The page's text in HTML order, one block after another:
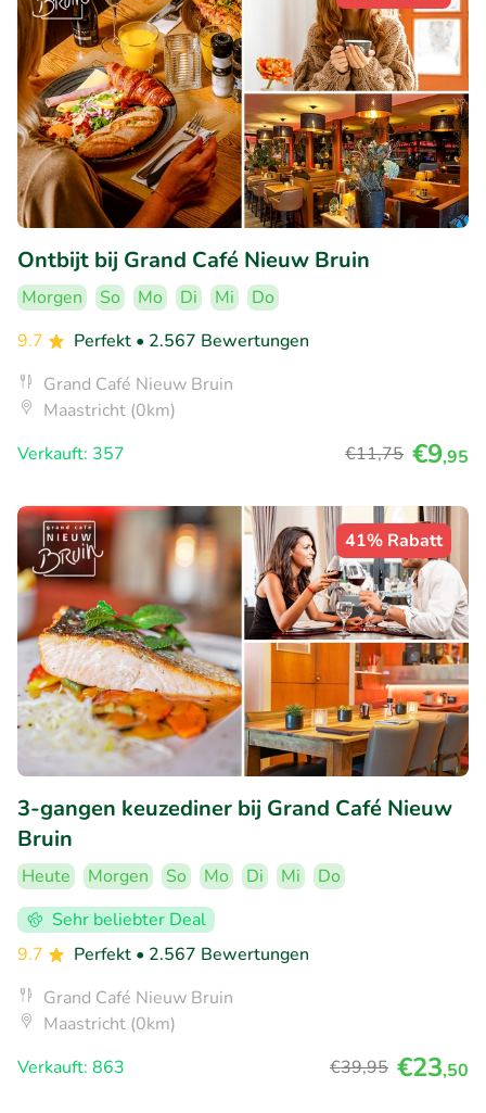
Ontbijt bij Grand Café Nieuw Bruin
Morgen So Mo Di Mi
Do
9.7
Perfekt • 2.567 Bewertungen
Grand Café Nieuw Bruin
Maastricht (0km)
Verkauft: 357
€11,75 €9,95
41% Rabatt
3-gangen keuzediner bij Grand Café Nieuw
Bruin
Heute Morgen So Mo Di Mi
Do
Sehr beliebter Deal
9.7
Perfekt • 2.567 Bewertungen
Grand Café Nieuw Bruin
Maastricht (0km)
Verkauft: 863
€39,95 €23,50